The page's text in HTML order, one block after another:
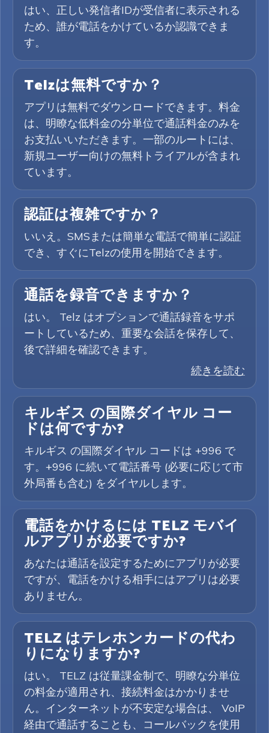
はい、正しい発信者IDが受信者に表示される
ため、誰が電話をかけているか認識できま
す。
Telzは無料ですか？
アプリは無料でダウンロードできます。料金
は、明瞭な低料金の分単位で通話料金のみを
お支払いいただきます。一部のルートには、
新規ユーザー向けの無料トライアルが含まれ
ています。
認証は複雑ですか？
いいえ。SMSまたは簡単な電話で簡単に認証
でき、すぐにTelzの使用を開始できます。
通話を録音できますか？
はい。 Telz はオプションで通話録音をサポ
ートしているため、重要な会話を保存して、
後で詳細を確認できます。
続きを読む
キルギス の国際ダイヤル コー
ドは何ですか?
キルギス の国際ダイヤル コードは +996 で
す。+996 に続いて電話番号 (必要に応じて市
外局番も含む) をダイヤルします。
電話をかけるには TELZ モバイ
ルアプリが必要ですか?
あなたは通話を設定するためにアプリが必要
ですが、電話をかける相手にはアプリは必要
ありません。
TELZ はテレホンカードの代わ
りになりますか?
はい。 TELZ は従量課金制で、明瞭な分単位
の料金が適用され、接続料金はかかりませ
ん。インターネットが不安定な場合は、 VoIP
経由で通話することも、コールバックを使用